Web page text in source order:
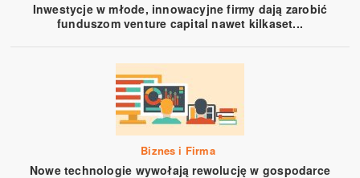
Inwestycje w młode, innowacyjne firmy dają zarobić
funduszom venture capital nawet kilkaset...
Biznes i Firma
Nowe technologie wywołają rewolucję w gospodarce